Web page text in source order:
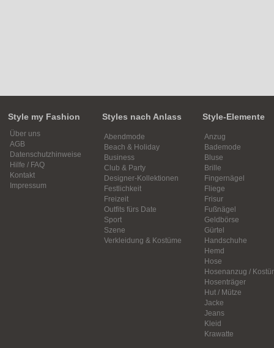
Style my Fashion
Über uns
AGB
Datenschutzhinweise
Hilfe / FAQ
Kontakt
Impressum
Styles nach Anlass
Abendmode
Beach & Holiday
Business
Club & Party
Designer-Kollektionen
Festlichkeit
Freizeit
Outfits fürs Date
Sport
Szene
Verkleidung & Kostüme
Style-Elemente
Anzug
Bademode
Bluse
Brille
Fingernägel
Fliege
Frisur
Fußnägel
Geldbörse
Gürtel
Handschuhe
Hemd
Hose
Hosenanzug /
Hosenträger
Hut / Mütze
Jacke
Jeans
Kleid
Krawatte